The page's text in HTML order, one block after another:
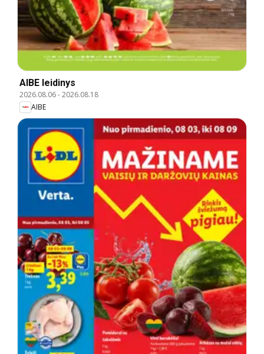
AIBE leidinys
2026.08.06-2026.08.18
AIBE